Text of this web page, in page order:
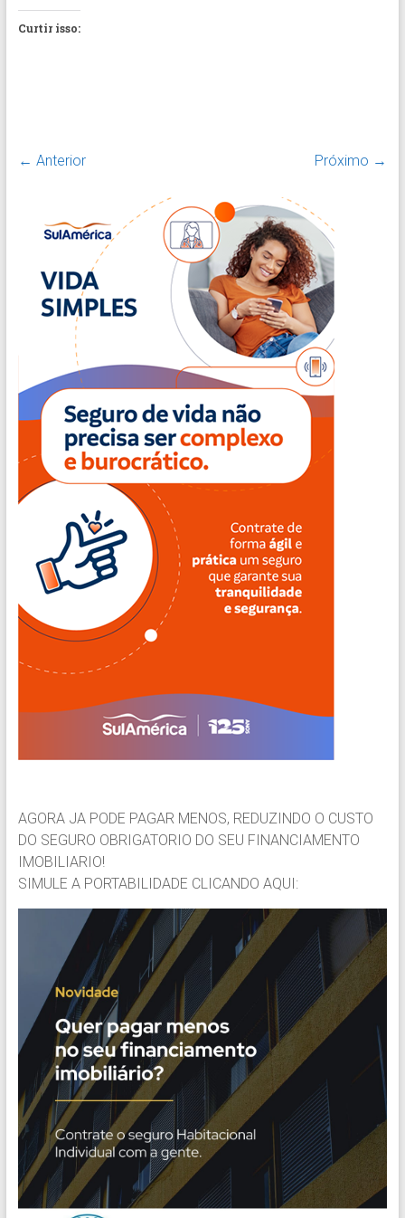
Curtir isso:
← Anterior Próximo →
AGORA JA PODE PAGAR MENOS, REDUZINDO O CUSTO
DO SEGURO OBRIGATORIO DO SEU FINANCIAMENTO
IMOBILIARIO!
SIMULE A PORTABILIDADE CLICANDO AQUI: